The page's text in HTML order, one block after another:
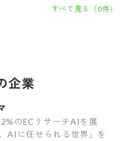
すべて見る（0件）
企業
のECリサーチAIを展
AIに任せられる世界」を